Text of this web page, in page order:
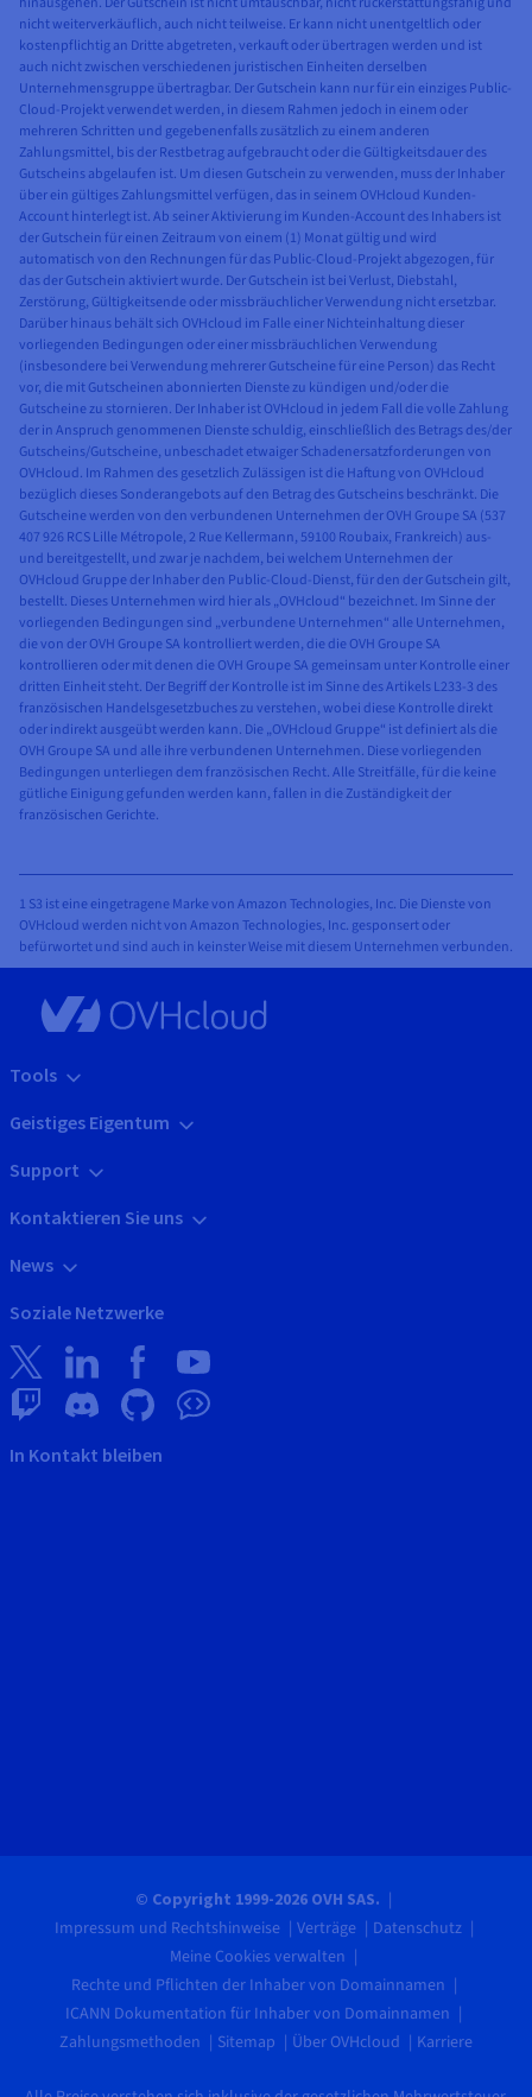
nicht weiterverkäuflich, auch nicht teilweise. Er kann nicht unentgeltlich oder
kostenpflichtig an Dritte abgetreten, verkauft oder übertragen werden und ist
auch nicht zwischen verschiedenen juristischen Einheiten derselben
Unternehmensgruppe übertragbar. Der Gutschein kann nur für ein einziges Public-
Cloud-Projekt verwendet werden, in diesem Rahmen jedoch in einem oder
mehreren Schritten und gegebenenfalls zusätzlich zu einem anderen
Zahlungsmittel, bis der Restbetrag aufgebraucht oder die Gültigkeitsdauer des
Gutscheins abgelaufen ist. Um diesen Gutschein zu verwenden, muss der Inhaber
über ein gültiges Zahlungsmittel verfügen, das in seinem OVHcloud Kunden-
Account hinterlegt ist. Ab seiner Aktivierung im Kunden-Account des Inhabers ist
der Gutschein für einen Zeitraum von einem (1) Monat gültig und wird
automatisch von den Rechnungen für das Public-Cloud-Projekt abgezogen, für
das der Gutschein aktiviert wurde. Der Gutschein ist bei Verlust, Diebstahl,
Zerstörung, Gültigkeitsende oder missbräuchlicher Verwendung nicht ersetzbar.
Darüber hinaus behält sich OVHcloud im Falle einer Nichteinhaltung dieser
vorliegenden Bedingungen oder einer missbräuchlichen Verwendung
(insbesondere bei Verwendung mehrerer Gutscheine für eine Person) das Recht
vor, die mit Gutscheinen abonnierten Dienste zu kündigen und/oder die
Gutscheine zu stornieren. Der Inhaber ist OVHcloud in jedem Fall die volle Zahlung
der in Anspruch genommenen Dienste schuldig, einschließlich des Betrags des/der
Gutscheins/Gutscheine, unbeschadet etwaiger Schadenersatzforderungen von
OVHcloud. Im Rahmen des gesetzlich Zulässigen ist die Haftung von OVHcloud
bezüglich dieses Sonderangebots auf den Betrag des Gutscheins beschränkt. Die
Gutscheine werden von den verbundenen Unternehmen der OVH Groupe SA (537
407 926 RCS Lille Métropole, 2 Rue Kellermann, 59100 Roubaix, Frankreich) aus-
und bereitgestellt, und zwar je nachdem, bei welchem Unternehmen der
OVHcloud Gruppe der Inhaber den Public-Cloud-Dienst, für den der Gutschein gilt,
bestellt. Dieses Unternehmen wird hier als „OVHcloud“ bezeichnet. Im Sinne der
vorliegenden Bedingungen sind „verbundene Unternehmen“ alle Unternehmen,
die von der OVH Groupe SA kontrolliert werden, die die OVH Groupe SA
kontrollieren oder mit denen die OVH Groupe SA gemeinsam unter Kontrolle einer
dritten Einheit steht. Der Begriff der Kontrolle ist im Sinne des Artikels L233-3 des
französischen Handelsgesetzbuches zu verstehen, wobei diese Kontrolle direkt
oder indirekt ausgeübt werden kann. Die „OVHcloud Gruppe“ ist definiert als die
OVH Groupe SA und alle ihre verbundenen Unternehmen. Diese vorliegenden
Bedingungen unterliegen dem französischen Recht. Alle Streitfälle, für die keine
gütliche Einigung gefunden werden kann, fallen in die Zuständigkeit der
französischen Gerichte.
1 S3 ist eine eingetragene Marke von Amazon Technologies, Inc. Die Dienste von
OVHcloud werden nicht von Amazon Technologies, Inc. gesponsert oder
befürwortet und sind auch in keinster Weise mit diesem Unternehmen verbunden.
Tools
Geistiges Eigentum
Support
Kontaktieren Sie uns
News
Soziale Netzwerke
In Kontakt bleiben
© Copyright 1999-2026 OVH SAS.
Impressum und Rechtshinweise Verträge
Datenschutz
Meine Cookies verwalten
Rechte und Pflichten der Inhaber von Domainnamen
ICANN Dokumentation für Inhaber von Domainnamen
Zahlungsmethoden
Sitemap Über OVHcloud Karriere